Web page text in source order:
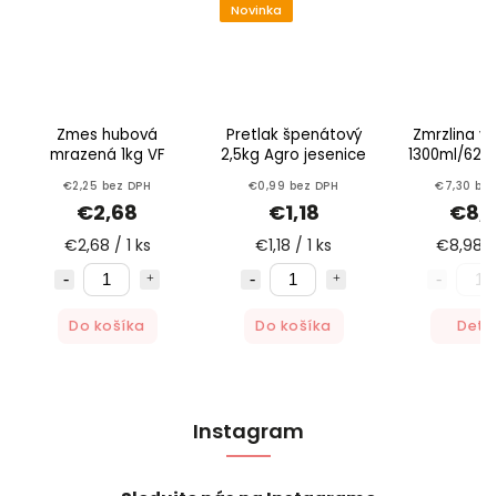
Zmes hubová
mrazená 1kg VF
€2,25 bez DPH
€2,68
€2,68 / 1 ks
Do košíka
Novinka
Pretlak špenátový
2,5kg Agro jesenice
€0,99 bez DPH
€1,18
€1,18 / 1 ks
Do košíka
Zmrzlina
1300ml/
€7,30 bez
€8,98 /
Instagram